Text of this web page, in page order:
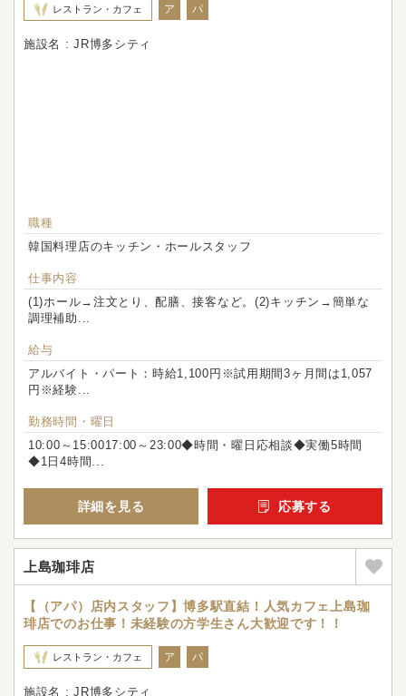
レストラン・カフェ ア パ
施設名 : JR博多シティ
職種
韓国料理店のキッチン・ホールスタッフ
仕事内容
(1)ホール→注文とり、配膳、接客など。(2)キッチン→簡単な
調理補助...
給与
アルバイト・パート：時給1,100円※試用期間3ヶ月間は1,057
円※経験...
勤務時間・曜日
10:00～15:0017:00～23:00◆時間・曜日応相談◆実働5時間
◆1日4時間...
詳細を見る 応募する
上島珈琲店
【（アパ）店内スタッフ】博多駅直結！人気カフェ上島珈
琲店でのお仕事！未経験の方学生さん大歓迎です！！
レストラン・カフェ ア パ
施設名 : JR博多シティ